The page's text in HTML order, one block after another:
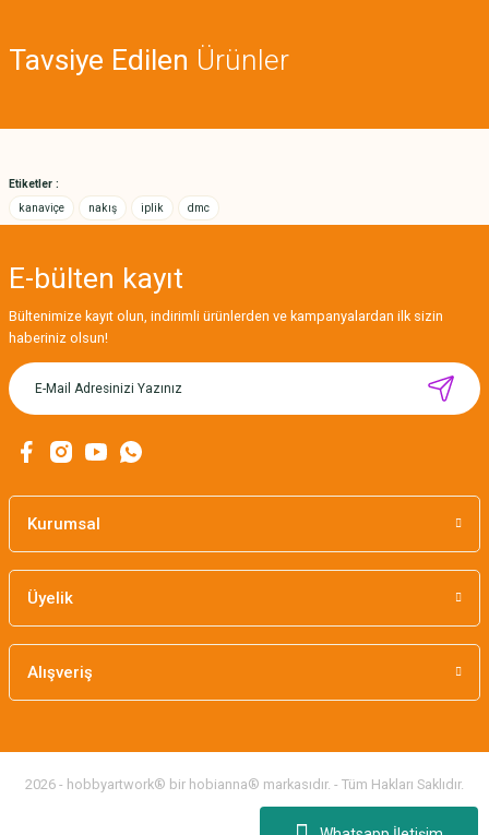
Ürün açıklamasında eksik bilgiler bulunuyor.
Tavsiye Edilen Ürünler
MIKNATISLI İĞNE TUTUCU-BAHAR
Etiketler :
kanaviçe
nakış iplik dmc
E-bülten kayıt
Bültenimize kayıt olun, indirimli ürünlerden ve kampanyalardan ilk sizin
haberiniz olsun!
Kurumsal
Üyelik
Alışveriş
2026 - hobbyartwork® bir hobianna® markasıdır. - Tüm Hakları Saklıdır.